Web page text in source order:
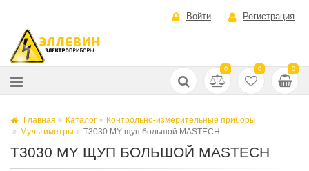
Войти Регистрация
0 0 0
Главная Каталог
Контрольно-измерительные приборы
Мультиметры
T3030 MY щуп большой MASTECH
T3030 MY ЩУП БОЛЬШОЙ MASTECH